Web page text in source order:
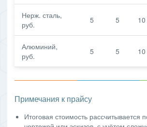
Нерж. сталь,
руб.
5 5 10
Алюминий,
руб.
5 5 10
Примечания к прайсу
Итоговая стоимость рассчитывается